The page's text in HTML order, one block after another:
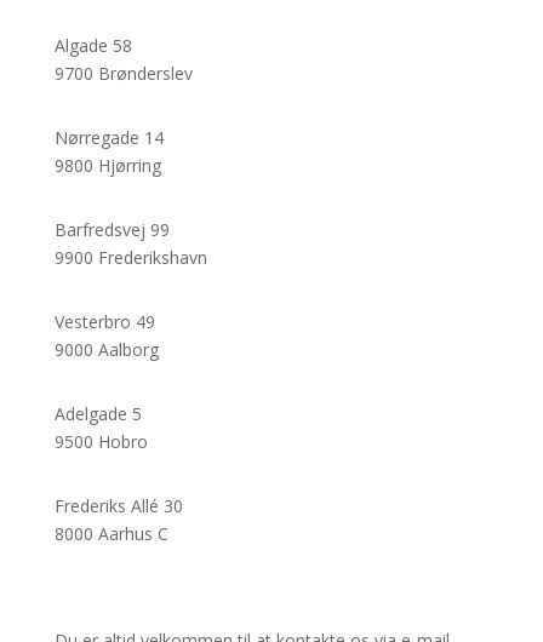
Algade 58
9700 Brønderslev
Nørregade 14
9800 Hjørring
Barfredsvej 99
9900 Frederikshavn
Vesterbro 49
9000 Aalborg
Adelgade 5
9500 Hobro
Frederiks Allé 30
8000 Aarhus C